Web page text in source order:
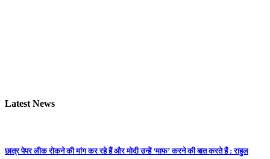
Latest News
छात्र पेपर लीक रोकने की मांग कर रहे हैं और मोदी उन्हें ‘माफ’ करने की बात करते हैं : राहुल